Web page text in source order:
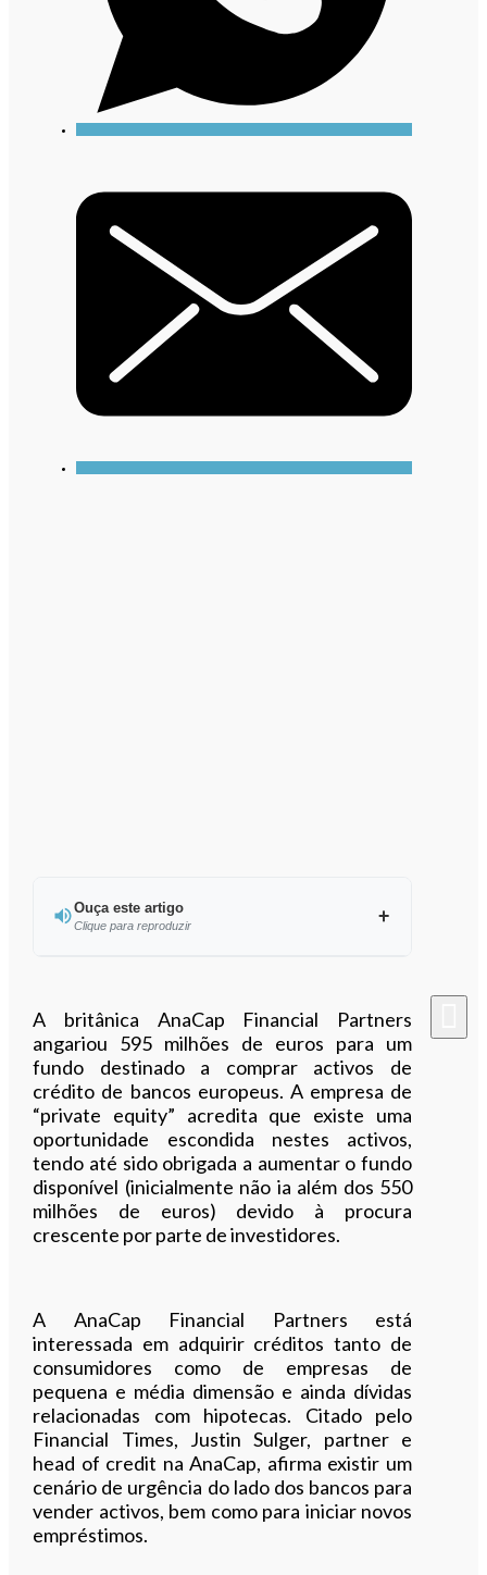
Ouça este artigo
Clique para reproduzir
A britânica AnaCap Financial Partners
angariou 595 milhões de euros para um
fundo destinado a comprar activos de
crédito de bancos europeus. A empresa de
“private equity” acredita que existe uma
oportunidade escondida nestes activos,
tendo até sido obrigada a aumentar o fundo
disponível (inicialmente não ia além dos 550
milhões de euros) devido à procura
crescente por parte de investidores.
A AnaCap Financial Partners está
interessada em adquirir créditos tanto de
consumidores como de empresas de
pequena e média dimensão e ainda dívidas
relacionadas com hipotecas. Citado pelo
Financial Times, Justin Sulger, partner e
head of credit na AnaCap, afirma existir um
cenário de urgência do lado dos bancos para
vender activos, bem como para iniciar novos
empréstimos.